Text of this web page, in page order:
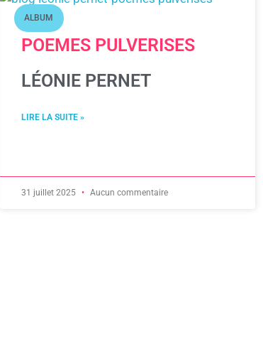
ALBUM
POEMES PULVERISES
LÉONIE PERNET
LIRE LA SUITE »
31 juillet 2025 Aucun commentaire